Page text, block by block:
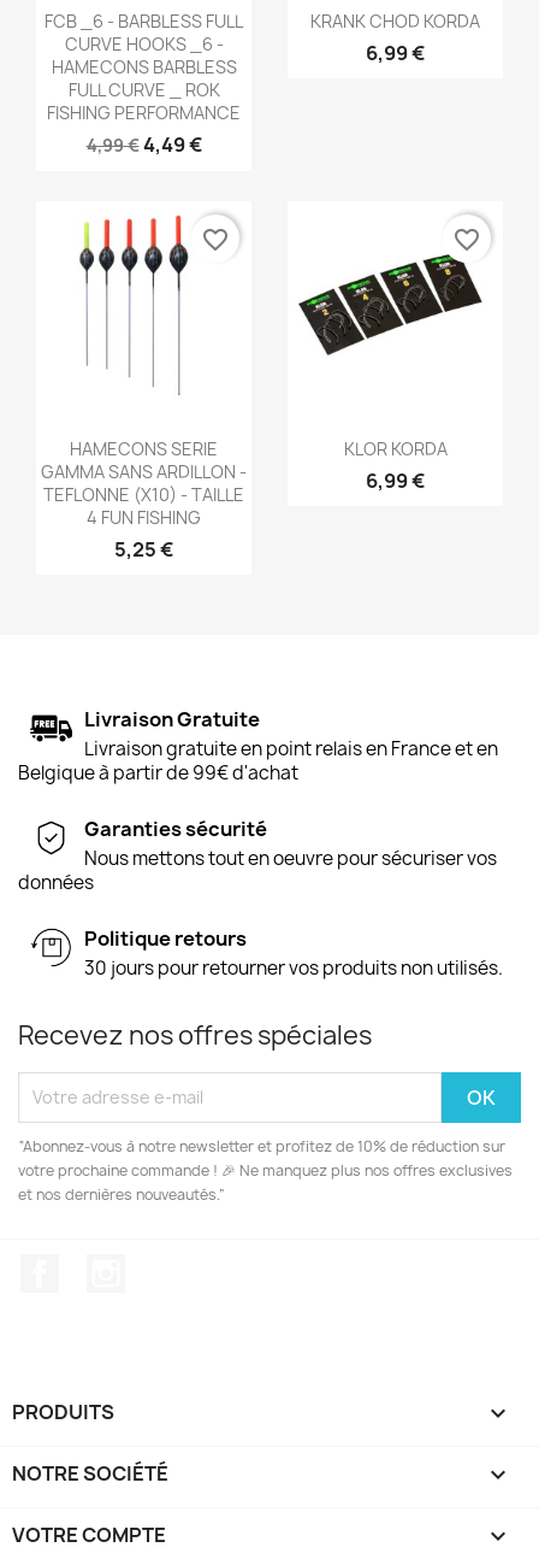
 Aperçu rapide
FCB _6 - BARBLESS FULL
CURVE HOOKS _6 -
HAMECONS BARBLESS
FULL CURVE _ ROK
FISHING PERFORMANCE
4,99 €4,49 €
Aperçu rapide
KRANK CHOD KORDA
6,99 €
Aperçu rapide
HAMECONS SERIE
GAMMA SANS ARDILLON -
TEFLONNE (X10) - TAILLE
4 FUN FISHING
5,25 €
favorite_border
Aperçu rapide
KLOR KORDA
6,99 €
favorite_border
Livraison Gratuite
Livraison gratuite en point relais en France et en
Belgique à partir de 99€ d'achat
Garanties sécurité
Nous mettons tout en oeuvre pour sécuriser vos
données
Politique retours
30 jours pour retourner vos produits non utilisés.
Recevez nos offres spéciales
“Abonnez-vous à notre newsletter et profitez de 10% de réduction sur
votre prochaine commande ! 🎉 Ne manquez plus nos offres exclusives
et nos dernières nouveautés.”
PRODUITS 
NOTRE SOCIÉTÉ 
VOTRE COMPTE 